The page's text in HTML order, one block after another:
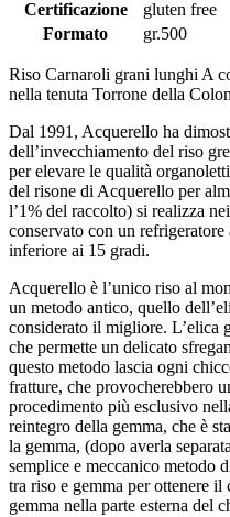
Certificazione
gluten free
Formato
gr.500
Riso Carnaroli grani lunghi A
nella tenuta Torrone della
Dal 1991, Acquerello ha
dell’invecchiamento del riso
per elevare le qualità
del risone di Acquerello per
l’1% del raccolto) si realizza
conservato con un
inferiore ai 15 gradi.
Acquerello è l’unico riso al
un metodo antico, quello
considerato il migliore. L’elica
che permette un delicato
questo metodo lascia ogni
fratture, che provocherebbero
procedimento più esclusivo
reintegro della gemma, che è
la gemma, (dopo averla
semplice e meccanico metodo
tra riso e gemma per ottenere
gemma nella parte esterna del